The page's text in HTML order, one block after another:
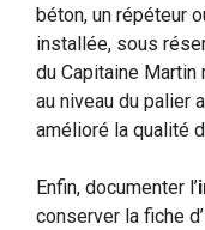
béton, un répéteur
installée, sous
du Capitaine Martin
au niveau du palier
amélioré la qualité
Enfin, documenter l’
conserver la fiche